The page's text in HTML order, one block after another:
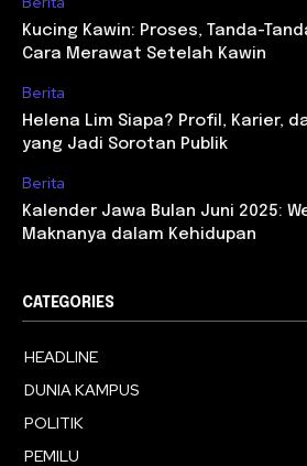
Kucing Kawin: Proses, Tanda-
Cara Merawat Setelah Kawin
Berita
Helena Lim Siapa? Profil, Karier,
yang Jadi Sorotan Publik
Berita
Kalender Jawa Bulan Juni 2025:
Maknanya dalam Kehidupan
CATEGORIES
HEADLINE
DUNIA KAMPUS
POLITIK
PEMILU